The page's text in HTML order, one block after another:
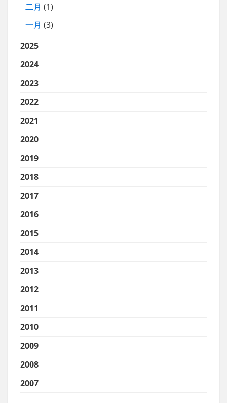
二月 (1)
一月 (3)
2025
2024
2023
2022
2021
2020
2019
2018
2017
2016
2015
2014
2013
2012
2011
2010
2009
2008
2007